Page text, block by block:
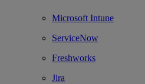
Microsoft Intune
ServiceNow
Freshworks
Jira